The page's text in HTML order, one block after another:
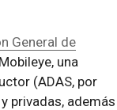
General de
una
(ADAS, por
privadas, además